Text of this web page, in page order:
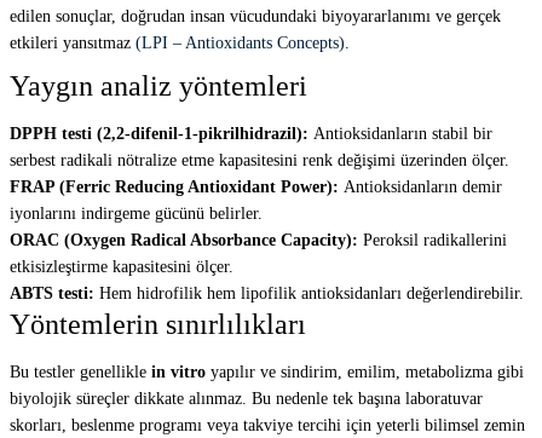
edilen sonuçlar, doğrudan insan vücudundaki biyoyararlanımı ve gerçek
etkileri yansıtmaz (LPI – Antioxidants Concepts).
Yaygın analiz yöntemleri
DPPH testi (2,2-difenil-1-pikrilhidrazil): Antioksidanların stabil bir
serbest radikali nötralize etme kapasitesini renk değişimi üzerinden ölçer.
FRAP (Ferric Reducing Antioxidant Power): Antioksidanların demir
iyonlarını indirgeme gücünü belirler.
ORAC (Oxygen Radical Absorbance Capacity): Peroksil radikallerini
etkisizleştirme kapasitesini ölçer.
ABTS testi: Hem hidrofilik hem lipofilik antioksidanları değerlendirebilir.
Yöntemlerin sınırlılıkları
Bu testler genellikle in vitro yapılır ve sindirim, emilim, metabolizma gibi
biyolojik süreçler dikkate alınmaz. Bu nedenle tek başına laboratuvar
skorları, beslenme programı veya takviye tercihi için yeterli bilimsel zemin